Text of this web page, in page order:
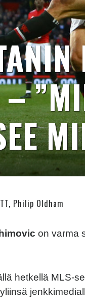
Philip Oldham
on varma
hetkellä MLS-